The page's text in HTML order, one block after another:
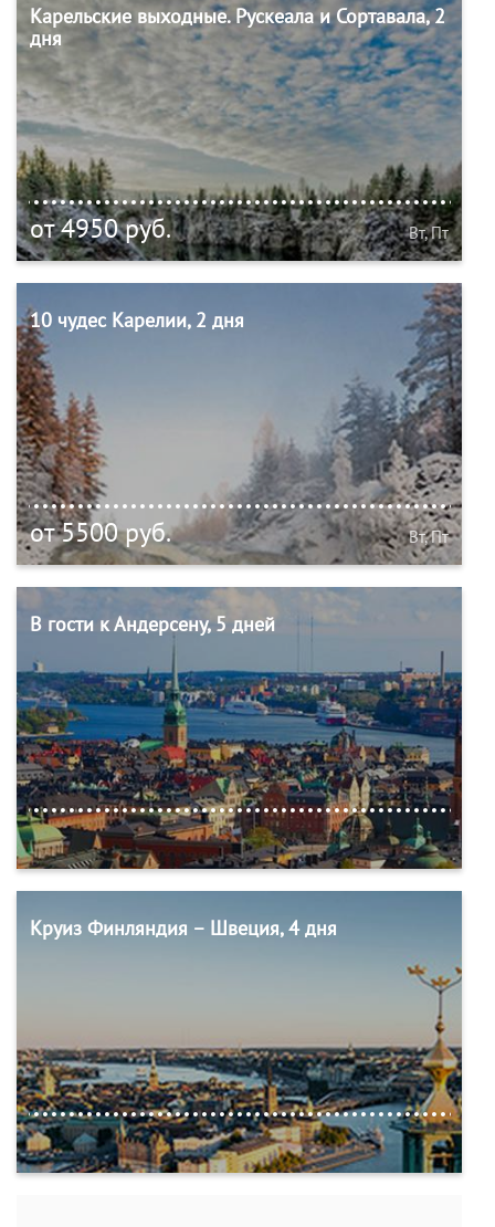
Карельские выходные. Рускеала и Сортавала, 2
дня
от 4950 руб. Вт, Пт
10 чудес Карелии, 2 дня
от 5500 руб. Вт, Пт
В гости к Андерсену, 5 дней
Круиз Финляндия – Швеция, 4 дня